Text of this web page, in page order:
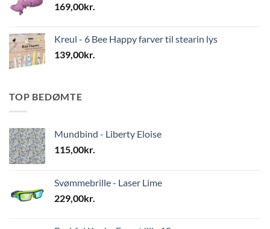
169,00kr.
Kreul - 6 Bee Happy farver til stearin lys
139,00kr.
TOP BEDØMTE
Mundbind - Liberty Eloise
115,00kr.
Svømmebrille - Laser Lime
229,00kr.